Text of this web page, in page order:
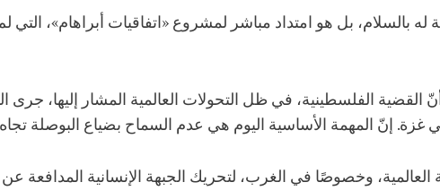
بالسلام، بل هو امتداد مباشر لمشروع «اتفاقيات أبراهام»، التي
القضية الفلسطينية، في ظل التحولات العالمية المشار إليها، جرى
وخصوصًا في الغرب، لتحريك الجبهة الإنسانية المدافعة